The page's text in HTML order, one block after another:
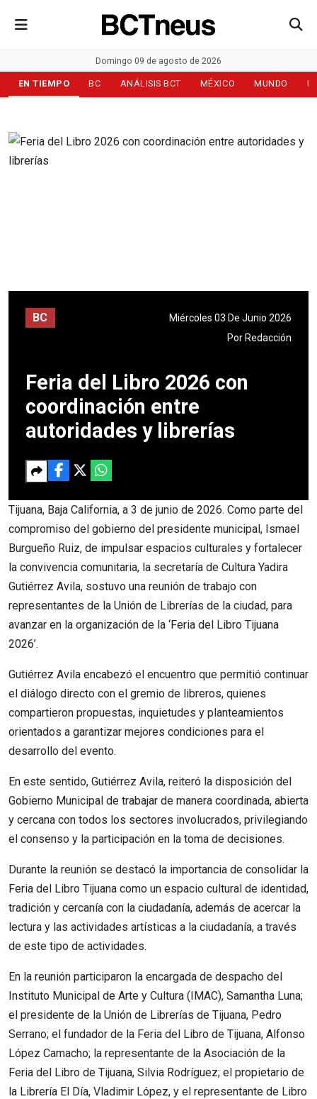
Domingo 09 de agosto de 2026
EN TIEMPO BC ANÁLISIS BCT MÉXICO MUNDO
BC
Miércoles 03 De Junio 2026
Por Redacción
Feria del Libro 2026 con
coordinación entre
autoridades y librerías
Tijuana, Baja California, a 3 de junio de 2026. Como parte del
compromiso del gobierno del presidente municipal, Ismael
Burgueño Ruiz, de impulsar espacios culturales y fortalecer
la convivencia comunitaria, la secretaría de Cultura Yadira
Gutiérrez Avila, sostuvo una reunión de trabajo con
representantes de la Unión de Librerías de la ciudad, para
avanzar en la organización de la ‘Feria del Libro Tijuana
2026’.
Gutiérrez Avila encabezó el encuentro que permitió continuar
el diálogo directo con el gremio de libreros, quienes
compartieron propuestas, inquietudes y planteamientos
orientados a garantizar mejores condiciones para el
desarrollo del evento.
En este sentido, Gutiérrez Avila, reiteró la disposición del
Gobierno Municipal de trabajar de manera coordinada, abierta
y cercana con todos los sectores involucrados, privilegiando
el consenso y la participación en la toma de decisiones.
Durante la reunión se destacó la importancia de consolidar la
Feria del Libro Tijuana como un espacio cultural de identidad,
tradición y cercanía con la ciudadanía, además de acercar la
lectura y las actividades artísticas a la ciudadanía, a través
de este tipo de actividades.
En la reunión participaron la encargada de despacho del
Instituto Municipal de Arte y Cultura (IMAC), Samantha Luna;
el presidente de la Unión de Librerías de Tijuana, Pedro
Serrano; el fundador de la Feria del Libro de Tijuana, Alfonso
López Camacho; la representante de la Asociación de la
Feria del Libro de Tijuana, Silvia Rodríguez; el propietario de
la Librería El Día, Vladimir López, y el representante de Libro